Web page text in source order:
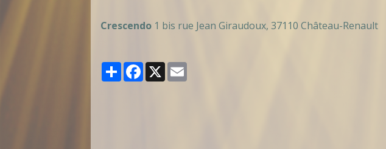
Crescendo 1 bis rue Jean Giraudoux, 37110 Château-Renault
PartagerFacebook
X